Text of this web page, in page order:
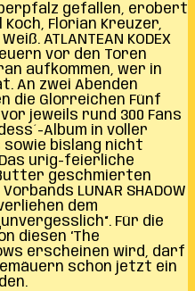
gefallen, erobert
Florian Kreuzer,
ATLANTEAN KODEX
vor den Toren
aufkommen, wer in
An zwei Abenden
die Glorreichen Fünf
jeweils rund 300 Fans
Album in voller
bislang nicht
urig-feierliche
geschmierten
LUNAR SHADOW
verliehen dem
Für die
diesen ‘The
erscheinen wird, darf
schon jetzt ein